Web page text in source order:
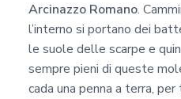
Arcinazzo Romano.
l’interno si portano dei
le suole delle scarpe e
sempre pieni di queste
cada una penna a terra,